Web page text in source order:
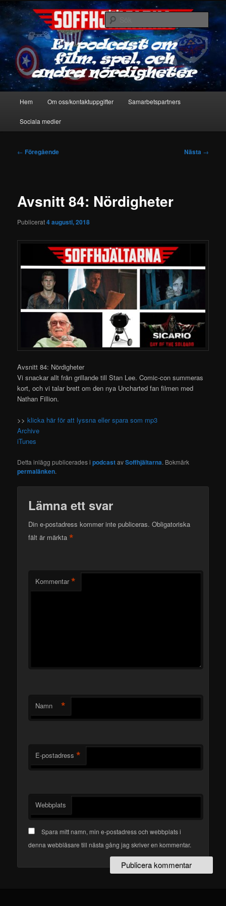
Hoppa
primärt
innehållSoffhjältarna
En podcast om film, spel & andra nördigheter
Sök
Hem Om oss/kontaktuppgifter Samarbetspartners
Sociala medier
Inläggsnavigering
← Föregående Nästa →
Avsnitt 84: Nördigheter
Publicerat4 augusti, 2018
Avsnitt 84: Nördigheter
Vi snackar allt från grillande till Stan Lee. Comic-con summeras
kort, och vi talar brett om den nya Uncharted fan filmen med
Nathan Fillion.
>> klicka här för att lyssna eller spara som mp3
Archive
iTunes
Detta inlägg publicerades ipodcastavSoffhjältarna. Bokmärk
permalänken.
Lämna ett svar
Din e-postadress kommer inte publiceras. Obligatoriska
fält är märkta*
Kommentar *
Namn *
E-postadress *
Webbplats
Spara mitt namn, min e-postadress och webbplats i
denna webbläsare till nästa gång jag skriver en kommentar.